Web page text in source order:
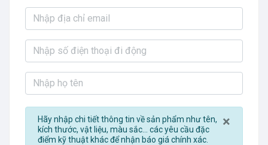
×
Hãy nhập chi tiết thông tin về sản phẩm như tên,
kích thước, vật liệu, màu sắc... các yêu cầu đặc
điểm kỹ thuật khác để nhận báo giá chính xác.